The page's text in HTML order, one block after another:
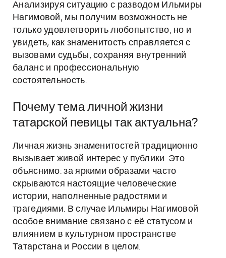
Анализируя ситуацию с разводом Ильмиры
Нагимовой, мы получим возможность не
только удовлетворить любопытство, но и
увидеть, как знаменитость справляется с
вызовами судьбы, сохраняя внутренний
баланс и профессиональную
состоятельность.
Почему тема личной жизни
татарской певицы так актуальна?
Личная жизнь знаменитостей традиционно
вызывает живой интерес у публики. Это
объяснимо: за яркими образами часто
скрываются настоящие человеческие
истории, наполненные радостями и
трагедиями. В случае Ильмиры Нагимовой
особое внимание связано с её статусом и
влиянием в культурном пространстве
Татарстана и России в целом.